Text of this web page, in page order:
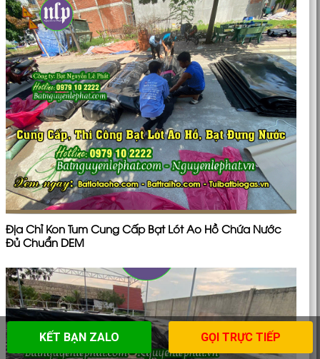
Địa Chỉ Kon Tum Cung Cấp Bạt Lót Ao Hồ Chứa Nước
Đủ Chuẩn DEM
KẾT BẠN ZALO GỌI TRỰC TIẾP